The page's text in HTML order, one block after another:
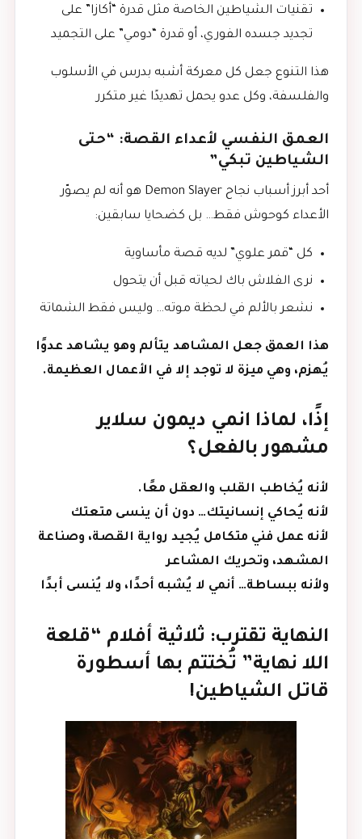
تقنيات الشياطين الخاصة مثل قدرة “أكازا” على
تجديد جسده الفوري، أو قدرة “دومي” على التجميد
هذا التنوع جعل كل معركة أشبه بدرس في الأسلوب
والفلسفة، وكل عدو يحمل تهديدًا غير متكرر
العمق النفسي لأعداء القصة: “حتى
الشياطين تبكي”
أحد أبرز أسباب نجاح Demon Slayer هو أنه لم يصوّر
الأعداء كوحوش فقط… بل كضحايا سابقين:
كل “قمر علوي” لديه قصة مأساوية
نرى الفلاش باك لحياته قبل أن يتحول
نشعر بالألم في لحظة موته… وليس فقط الشماتة
هذا العمق جعل المشاهد يتألم وهو يشاهد عدوًا
يُهزم، وهي ميزة لا توجد إلا في الأعمال العظيمة.
إذًا، لماذا انمي ديمون سلاير
مشهور بالفعل؟
لأنه يُخاطب القلب والعقل معًا.
لأنه يُحاكي إنسانيتك… دون أن ينسى متعتك
لأنه عمل فني متكامل يُجيد رواية القصة، وصناعة
المشهد، وتحريك المشاعر
ولأنه ببساطة… أنمي لا يُشبه أحدًا، ولا يُنسى أبدًا
النهاية تقترب: ثلاثية أفلام “قلعة
اللا نهاية” تُختتم بها أسطورة
قاتل الشياطين!